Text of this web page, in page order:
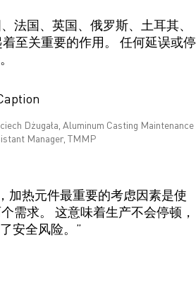
法国、 英国、俄罗斯、土耳其、
至关重要的作用。 任何延误或停
Dżugała, Aluminum Casting Maintenance
Manager, TMMP
加热元件最重要的考虑因素是使
需求。 这意味着生产不会停顿，
安全风险。”